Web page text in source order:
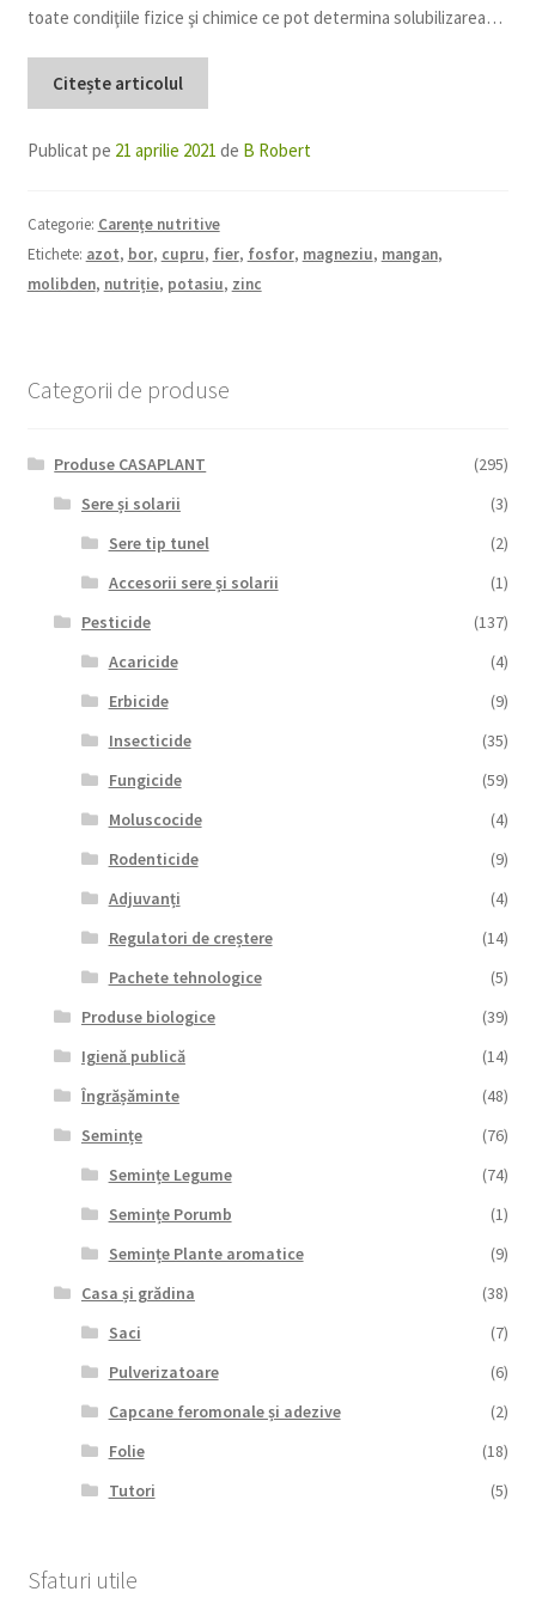
toate condiţiile fizice şi chimice ce pot determina solubilizarea…
Citește articolul
Publicat pe 21 aprilie 2021 de B Robert
Categorie: Carențe nutritive
Etichete: azot, bor, cupru, fier, fosfor, magneziu, mangan,
molibden, nutriție, potasiu, zinc
Categorii de produse
Produse CASAPLANT
(295)
Sere și solarii
(3)
Sere tip tunel
(2)
Accesorii sere și solarii
(1)
Pesticide
(137)
Acaricide
(4)
Erbicide
(9)
Insecticide
(35)
Fungicide
(59)
Moluscocide
(4)
Rodenticide
(9)
Adjuvanți
(4)
Regulatori de creștere
(14)
Pachete tehnologice
(5)
Produse biologice
(39)
Igienă publică
(14)
Îngrășăminte
(48)
Semințe
(76)
Semințe Legume
(74)
Semințe Porumb
(1)
Semințe Plante aromatice
(9)
Casa și grădina
(38)
Saci
(7)
Pulverizatoare
(6)
Capcane feromonale și adezive
(2)
Folie
(18)
Tutori
(5)
Sfaturi utile